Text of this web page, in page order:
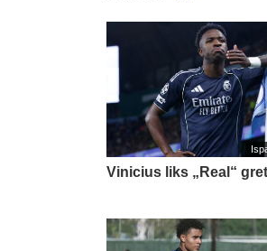
Vinicius liks „Real“